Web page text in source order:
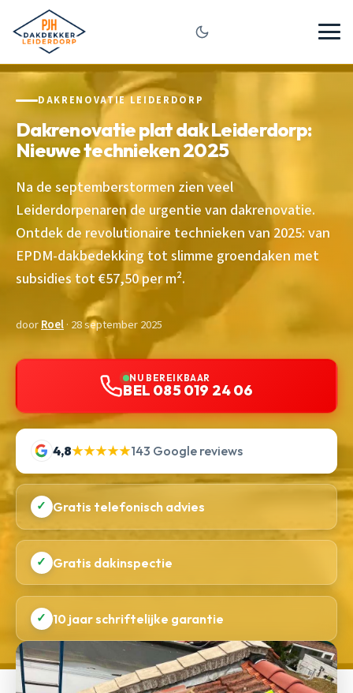
DAKRENOVATIE LEIDERDORP
Dakrenovatie plat dak Leiderdorp:
Nieuwe technieken 2025
Na de septemberstormen zien veel
Leiderdorpenaren de urgentie van dakrenovatie.
Ontdek de revolutionaire technieken van 2025: van
EPDM-dakbedekking tot slimme groendaken met
subsidies tot €57,50 per m².
doorRoel· 28 september 2025
NU BEREIKBAAR
BEL 085 019 24 06
4,8★★★★★143 Google reviews
✓ Gratis telefonisch advies
✓ Gratis dakinspectie
✓ 10 jaar schriftelijke garantie